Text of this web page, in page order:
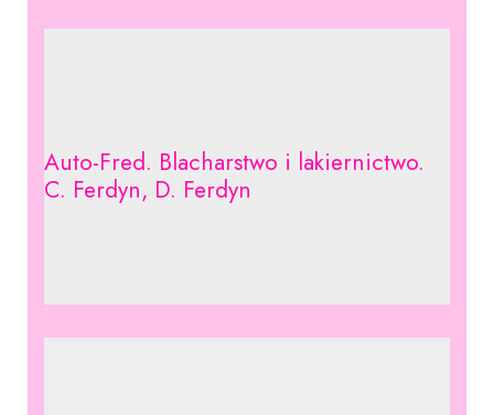
Auto-Fred. Blacharstwo i lakiernictwo.
C. Ferdyn, D. Ferdyn